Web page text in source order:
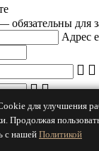
обязательны для
Адрес
публичной
для улучшения
Продолжая
с нашей Политикой